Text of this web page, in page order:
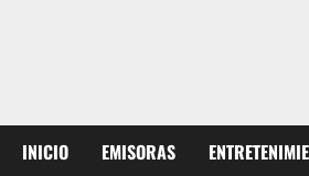
INICIO EMISORAS